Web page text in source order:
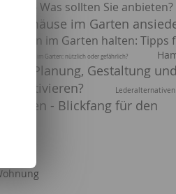
Igel - Was sollten Sie anbieten?
im Garten
im Garten halten:
Hornissen im Garten: nützlich oder gefährlich?
zur Planung, Gestaltung
kultivieren?
Lederalternativen
- Blickfang für den